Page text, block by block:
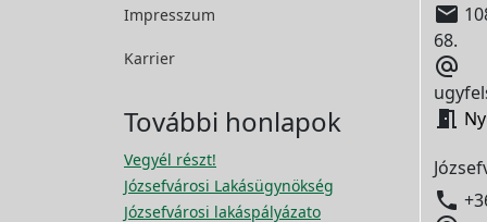
Impresszum
Karrier
További honlapok
Vegyél részt!
Józsefvárosi Lakásügynökség
Józsefvárosi lakáspályázato

68.


